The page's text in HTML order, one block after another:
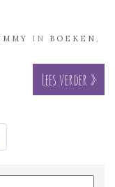
IN BOEKEN
Lees verder »